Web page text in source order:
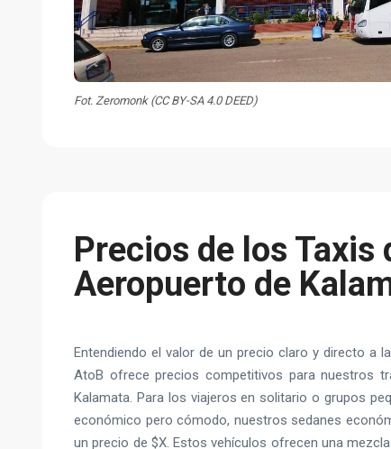
Fot. Zeromonk (CC BY-SA 4.0 DEED)
Precios de los Taxis
Aeropuerto de
Entendiendo el valor de un precio claro y directo a
AtoB ofrece precios competitivos para nuestros
Kalamata. Para los viajeros en solitario o grupos
económico pero cómodo, nuestros sedanes
un precio de $X. Estos vehículos ofrecen una